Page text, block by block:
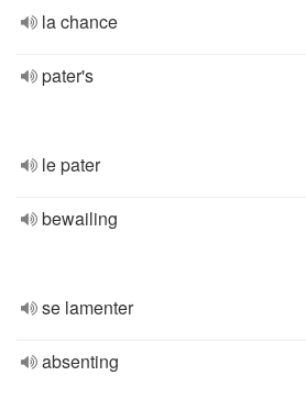
la chance
pater's
le pater
bewailing
se lamenter
absenting